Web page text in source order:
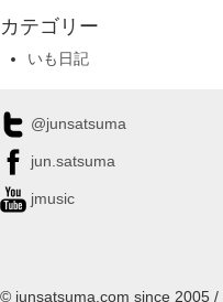
カテゴリー
いも日記
@junsatsuma
jun.satsuma
jmusic
© junsatsuma.com since 2005 /